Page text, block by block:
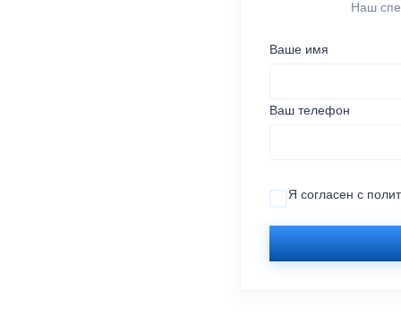
Наш
Ваше имя
Ваш телефон
Я согласен с